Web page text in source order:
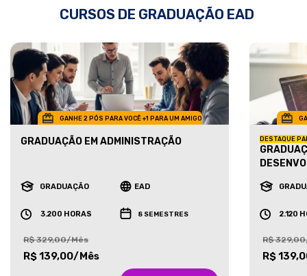
CURSOS DE GRADUAÇÃO EAD
GANHE 2 PÓS PARA VOCÊ +1 PARA UM AMIGO
GRADUAÇÃO EM ADMINISTRAÇÃO
GRADUAÇÃO EAD
3.200 HORAS 8 SEMESTRES
R$ 329,00/Mês
R$ 139,00/Mês
DESTAQUE
2.120
R$
R$